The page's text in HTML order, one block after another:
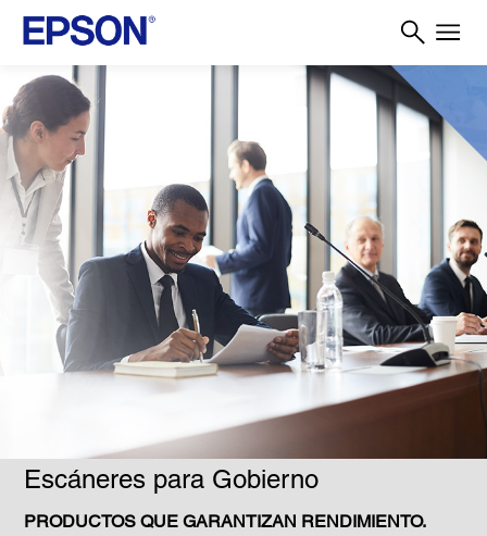
Escáneres para Gobierno
PRODUCTOS QUE GARANTIZAN RENDIMIENTO.